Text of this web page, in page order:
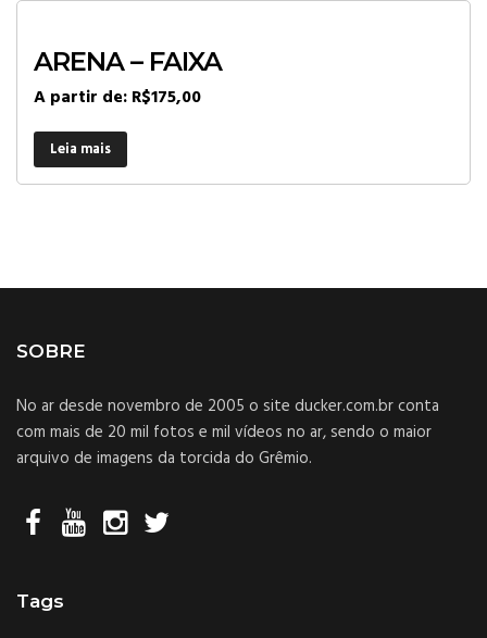
ARENA – FAIXA
A partir de:R$175,00
Leia mais
SOBRE
No ar desde novembro de 2005 o site ducker.com.br conta
com mais de 20 mil fotos e mil vídeos no ar, sendo o maior
arquivo de imagens da torcida do Grêmio.
Tags